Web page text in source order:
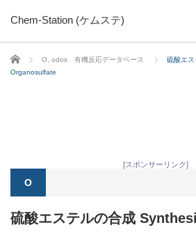
Chem-Station (ケムステ)
ホーム O odos 有機反応データベース
硫酸エ
Organosulfate
[スポンサーリンク]
O
硫酸エステルの合成